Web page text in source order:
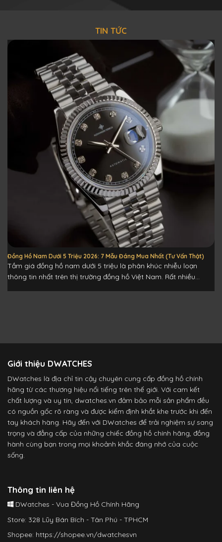
TIN TỨC
Đồng Hồ Nam Dưới 5 Triệu 2026: 7 Mẫu Đáng Mua Nhất (Tư Vấn Thật)
Tầm giá đồng hồ nam dưới 5 triệu là phân khúc nhiễu loạn
thông tin nhất trên thị trường đồng hồ Việt Nam. Rất nhiều...
Giới thiệu DWATCHES
DWatches là địa chỉ tin cậy chuyên cung cấp đồng hồ chính
hãng từ các thương hiệu nổi tiếng trên thế giới. Với cam kết
chất lượng và uy tín, dwatches.vn đảm bảo mỗi sản phẩm đều
có nguồn gốc rõ ràng và được kiểm định khắt khe trước khi đến
tay khách hàng. Hãy đến với DWatches để trải nghiệm sự sang
trọng và đẳng cấp của những chiếc đồng hồ chính hãng, đồng
hành cùng bạn trong mọi khoảnh khắc đáng nhớ của cuộc
sống.
Thông tin liên hệ
DWatches - Vua Đồng Hồ Chính Hãng
Store: 328 Lũy Bán Bích - Tân Phú - TPHCM
Shopee: https://shopee.vn/dwatchesvn